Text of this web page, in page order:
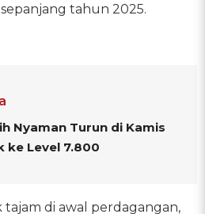
tahun 2025.
Nyaman Turun di Kamis
ke Level 7.800
tajam di awal perdagangan,